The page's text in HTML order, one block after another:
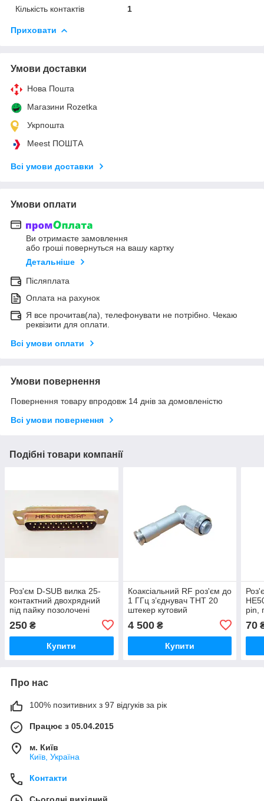
Кількість контактів
1
Приховати
Умови доставки
Нова Пошта
Магазини Rozetka
Укрпошта
Meest ПОШТА
Всі умови доставки
Умови оплати
Ви отримаєте замовлення
або гроші повернуться на вашу картку
Детальніше
Післяплата
Оплата на рахунок
Я все прочитав(ла), телефонувати не потрібно. Чекаю
реквізити для оплати.
Всі умови оплати
Умови повернення
Повернення товару впродовж 14 днів за домовленістю
Всі умови повернення
Подібні товари компанії
Роз'єм D-SUB вилка 25-
контактний двохрядний
під пайку позолочені
250 ₴
Купити
Коаксіальний RF роз'єм до
1 ГГц з’єднувач THT 20
штекер кутовий
4 500₴
Купити
pin,
70
Про нас
100% позитивних з 97 відгуків за рік
Працює з 05.04.2015
м. Київ
Київ, Україна
Контакти